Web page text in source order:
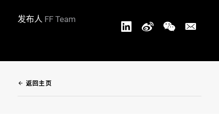
发布人 FF Team
arrow_back 返回主页